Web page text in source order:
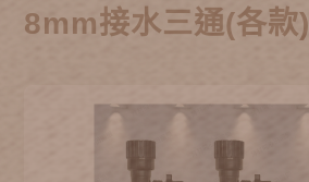
8mm接水三通(各款)